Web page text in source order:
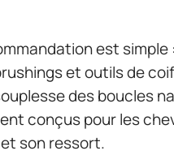
est simple
et outils de
des boucles
conçus pour les
son ressort.